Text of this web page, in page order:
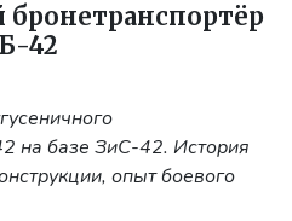
42
на базе ЗиС-42. История
опыт боевого